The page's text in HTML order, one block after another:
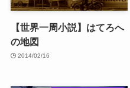
【世界一周小説】はてろへ
の地図
2014/02/16